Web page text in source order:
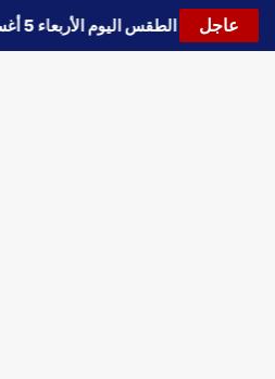
عاجل 🔵حالة الطقس اليوم الأربعاء 5 أغسطس 2026.. استمرار انخفاض الحرارة وتحذيرات من الشبورة واضطراب الملاحة